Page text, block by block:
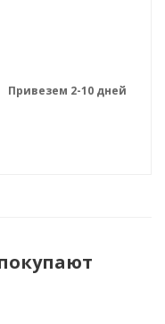
Привезем 2-10 дней